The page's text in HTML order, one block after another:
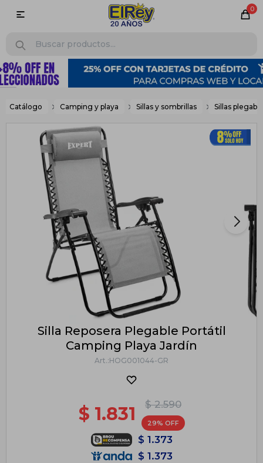
0

Catálogo Camping y playa Sillas y sombrillas Sillas
Silla Reposera Plegable Portátil
Camping Playa Jardín
HOG001044-GR
$ 2.590
$ 1.831 29
$ 1.373
$ 1.373